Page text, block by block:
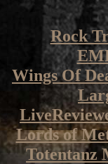
Rock
Wings Of
Lords of
Totentanz